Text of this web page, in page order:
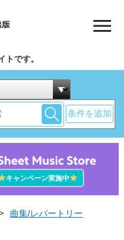
トです。
条件を追加
キャンペーン実施中★
曲集/レパートリー